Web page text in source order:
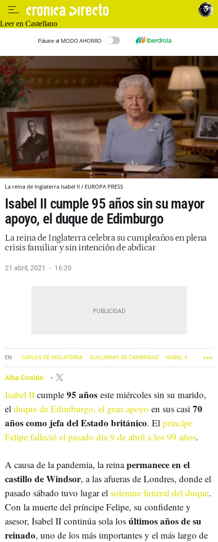
Leer en Castellano
Pásate al MODO AHORRO
La reina de Inglaterra Isabel II / EUROPA PRESS
Isabel II cumple 95 años sin su mayor
apoyo, el duque de Edimburgo
La reina de Inglaterra celebra su cumpleaños en plena
crisis familiar y sin intención de abdicar
21 abril, 2021 16:20
CARLOS DE INGLATERRA GUILLERMO DE CAMBRIDGE ISABEL II
Alba Giraldo
Isabel II cumple 95 años este miércoles sin su marido,
el duque de Edimburgo, el gran apoyo en sus casi 70
años como jefa del Estado británico. El príncipe
Felipe falleció el pasado día 9 de abril a los 99 años.
A causa de la pandemia, la reinapermanece en el
castillo de Windsor, a las afueras de Londres, donde el
pasado sábado tuvo lugar el solemne funeral del duque.
Con la muerte del príncipe Felipe, su confidente y
asesor, Isabel II continúa sola los últimos años de su
reinado, uno de los más importantes y el más largo de